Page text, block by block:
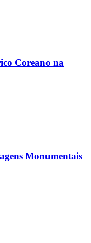
Coreano na
Monumentais